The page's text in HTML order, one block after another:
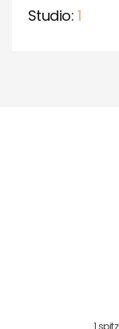
Studio: 1